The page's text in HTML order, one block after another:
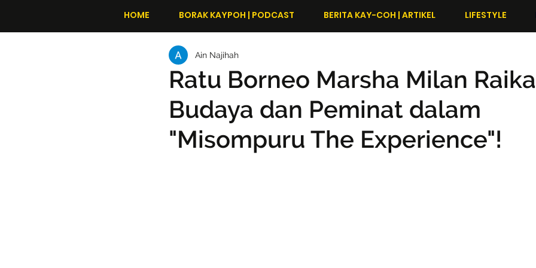
HOME BORAK KAYPOH | PODCAST BERITA KAY-COH | ARTIKEL LIFESTYLE
Ratu Borneo Marsha Milan
Budaya dan Peminat dalam
"Misompuru The Experience"!
Ain Najihah